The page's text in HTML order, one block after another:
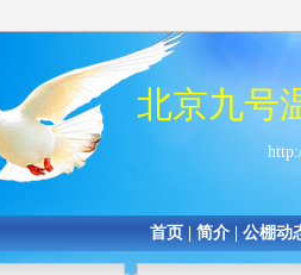
北京九号
首页 简介 公棚动